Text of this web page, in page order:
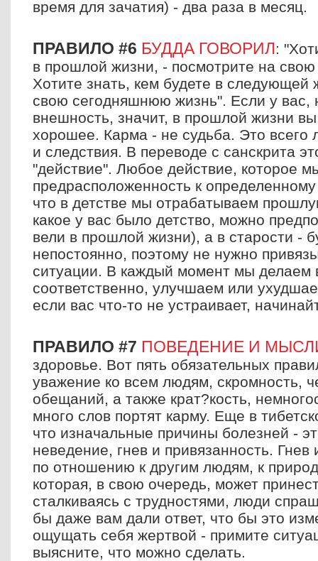
время для зачатия) - два раза в месяц.
ПРАВИЛО #6 БУДДА ГОВОРИЛ:
в прошлой жизни, - посмотрите на
Хотите знать, кем будете в следующей
свою сегодняшнюю жизнь". Если у вас,
внешность, значит, в прошлой жизни
хорошее. Карма - не судьба. Это всего
и следствия. В переводе с санскрита
"действие". Любое действие, которое
предрасположенность к определенному
что в детстве мы отрабатываем
какое у вас было детство, можно
вели в прошлой жизни), а в старости -
непостоянно, поэтому не нужно
ситуации. В каждый момент мы делаем
соответственно, улучшаем или
если вас что-то не устраивает,
ПРАВИЛО #7 ПОВЕДЕНИЕ И
здоровье. Вот пять обязательных
уважение ко всем людям, скромность,
обещаний, а также крат?кость,
много слов портят карму. Еще в
что изначальные причины болезней -
неведение, гнев и привязанность.
по отношению к другим людям, к
которая, в свою очередь, может
сталкиваясь с трудностями, люди
бы даже вам дали ответ, что бы это
ощущать себя жертвой - примите
выясните, что можно сделать.